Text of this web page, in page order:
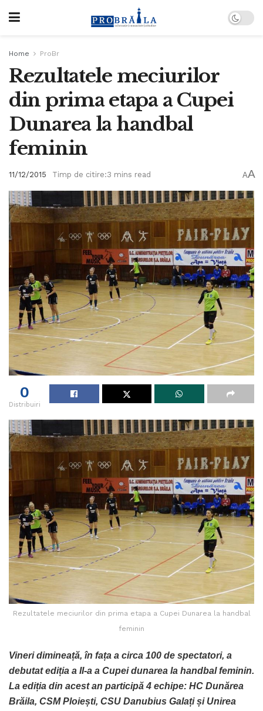
Home ProBr
Rezultatele meciurilor
din prima etapa a Cupei
Dunarea la handbal
feminin
11/12/2015 Timp de citire:3 mins read AA
0
Distribuiri
Rezultatele meciurilor din prima etapa a Cupei Dunarea la handbal
feminin
Vineri dimineață, în fața a circa 100 de spectatori, a
debutat ediția a II-a a Cupei dunarea la handbal feminin.
La ediția din acest an participă 4 echipe: HC Dunărea
Brăila, CSM Ploiești, CSU Danubius Galați și Unirea